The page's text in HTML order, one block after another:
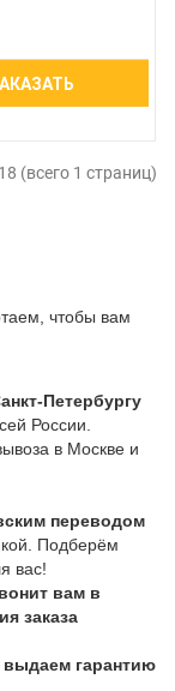
(всего 1 страниц)
чтобы вам
Петербургу
России.
в Москве и
переводом
Подберём
вас!
вам в
заказа
выдаем гарантию